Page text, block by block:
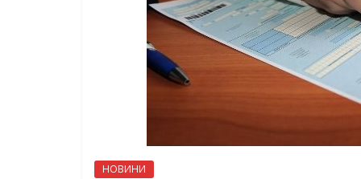
НОВИНИ